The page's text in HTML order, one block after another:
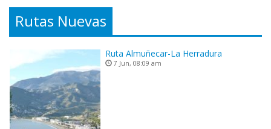
Rutas Nuevas
Ruta Almuñecar-La Herradura
7 Jun, 08:09 am